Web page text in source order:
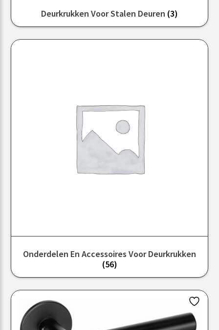
Deurkrukken Voor Stalen Deuren (3)
Onderdelen En Accessoires Voor Deurkrukken
(56)